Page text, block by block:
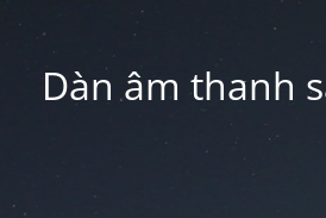
Dàn âm thanh